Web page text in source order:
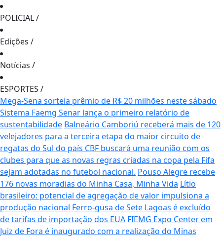
POLICIAL/
Edições /
Notícias /
ESPORTES /
Mega-Sena sorteia prêmio de R$ 20 milhões neste sábado
Sistema Faemg Senar lança o primeiro relatório de
sustentabilidade Balneário Camboriú receberá mais de 120
velejadores para a terceira etapa do maior circuito de
regatas do Sul do país CBF buscará uma reunião com os
clubes para que as novas regras criadas na copa pela Fifa
sejam adotadas no futebol nacional. Pouso Alegre recebe
176 novas moradias do Minha Casa, Minha Vida Lítio
brasileiro: potencial de agregação de valor impulsiona a
produção nacional Ferro-gusa de Sete Lagoas é excluído
de tarifas de importação dos EUA FIEMG Expo Center em
Juiz de Fora é inaugurado com a realização do Minas